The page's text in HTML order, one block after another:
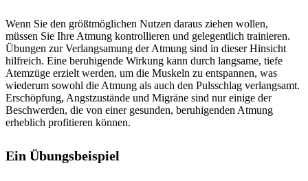
Wenn Sie den größtmöglichen Nutzen daraus ziehen wollen,
müssen Sie Ihre Atmung kontrollieren und gelegentlich trainieren.
Übungen zur Verlangsamung der Atmung sind in dieser Hinsicht
hilfreich. Eine beruhigende Wirkung kann durch langsame, tiefe
Atemzüge erzielt werden, um die Muskeln zu entspannen, was
wiederum sowohl die Atmung als auch den Pulsschlag verlangsamt.
Erschöpfung, Angstzustände und Migräne sind nur einige der
Beschwerden, die von einer gesunden, beruhigenden Atmung
erheblich profitieren können.
Ein Übungsbeispiel